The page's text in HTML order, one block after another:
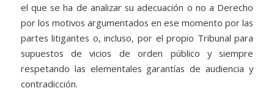
el que se ha de analizar su adecuación o no a Derecho
por los motivos argumentados en ese momento por las
partes litigantes o, incluso, por el propio Tribunal para
supuestos de vicios de orden público y siempre
respetando las elementales garantías de audiencia y
contradicción.